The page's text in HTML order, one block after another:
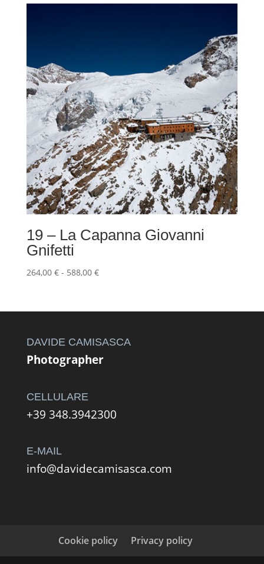
19 – La Capanna Giovanni
Gnifetti
264,00 € - 588,00 €Fascia
da
a
DAVIDE CAMISASCA
Photographer
CELLULARE
+39 348.3942300
E-MAIL
info@davidecamisasca.com
Cookie policy Privacy policy